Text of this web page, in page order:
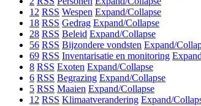
12 RSS Wespen Expand/Collapse
18 RSS Gedrag Expand/Collapse
28 RSS Beleid Expand/Collapse
56 RSS Bijzondere vondsten Expand/
69 RSS Inventarisatie en monitoring
8 RSS Exoten Expand/Collapse
6 RSS Begrazing Expand/Collapse
5 RSS Maaien Expand/Collapse
12 RSS Klimaatverandering Expand/